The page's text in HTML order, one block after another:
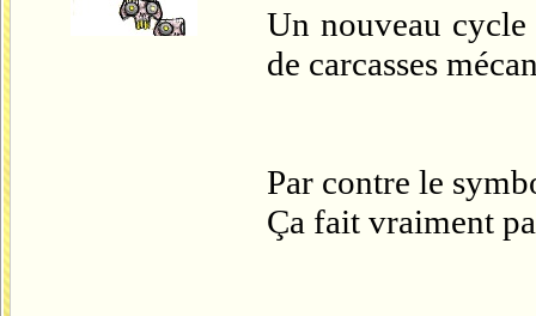
Un nouveau
de carcasses
Par contre le
Ça fait vraiment